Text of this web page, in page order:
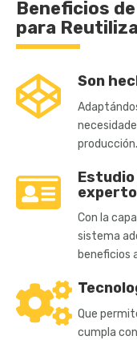
Beneficios
para
Son
producción.
Con la
sistema
beneficios
Que
cumpla